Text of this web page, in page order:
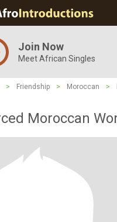
Join Now
Meet African Singles
> Friendship > Moroccan >
Moroccan